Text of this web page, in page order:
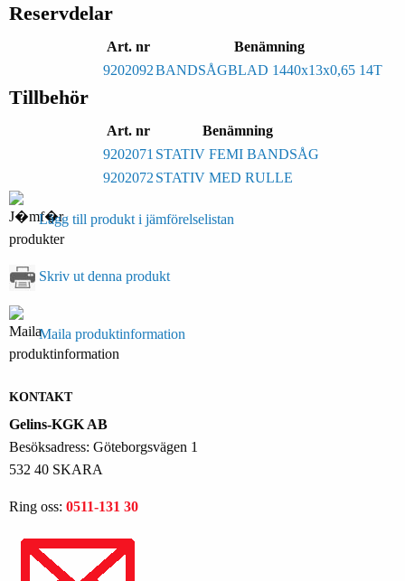
Reservdelar
Art. nr
Benämning
9202092BANDSÅGBLAD 1440x13x0,65 14T
Tillbehör
Art. nr
Benämning
9202071 STATIV FEMI BANDSÅG
9202072 STATIV MED RULLE
Lägg till produkt i jämförelselistan
Skriv ut denna produkt
Maila produktinformation
KONTAKT
Gelins-KGK AB
Besöksadress: Göteborgsvägen 1
532 40 SKARA
Ring oss: 0511-131 30